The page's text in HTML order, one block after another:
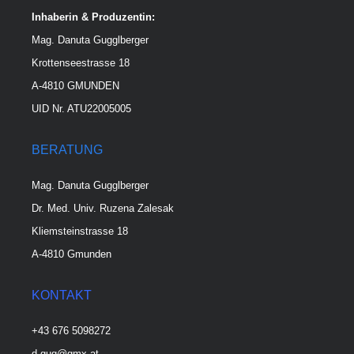
Inhaberin & Produzentin:
Mag. Danuta Gugglberger
Krottenseestrasse 18
A-4810 GMUNDEN
UID Nr. ATU22005005
BERATUNG
Mag. Danuta Gugglberger
Dr. Med. Univ. Ruzena Zalesak
Kliemsteinstrasse 18
A-4810 Gmunden
KONTAKT
+43 676 5098272